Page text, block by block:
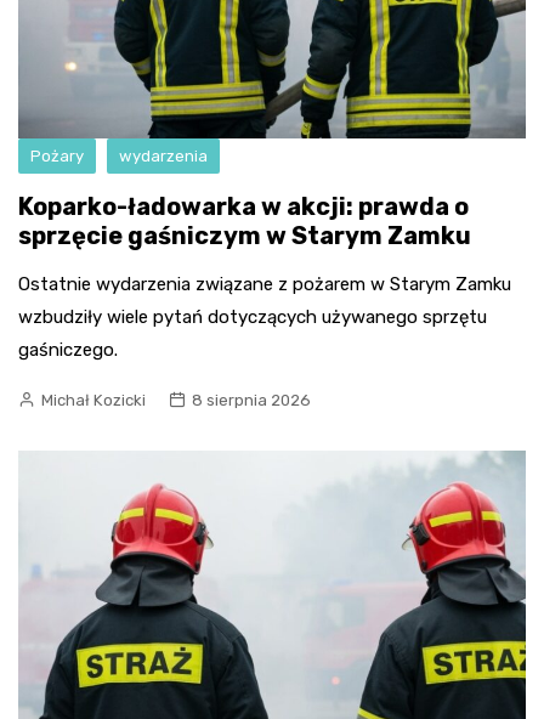
Pożary wydarzenia
Koparko-ładowarka w akcji: prawda o
sprzęcie gaśniczym w Starym Zamku
Ostatnie wydarzenia związane z pożarem w Starym Zamku
wzbudziły wiele pytań dotyczących używanego sprzętu
gaśniczego.
Michał Kozicki 8 sierpnia 2026